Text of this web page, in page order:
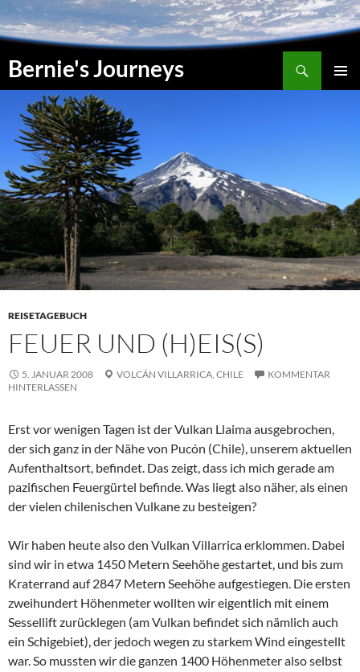
Zum
Inhalt
springen
Bernie's Journeys
Suchen
REISETAGEBUCH
FEUER UND (H)EIS(S)
5. JANUAR 2008 VOLCÁN VILLARRICA, CHILE
KOMMENTAR
HINTERLASSEN
Erst vor wenigen Tagen ist der Vulkan Llaimaausgebrochen,
der sich ganz in der Nähe von Pucón (Chile), unserem aktuellen
Aufenthaltsort, befindet. Das zeigt, dass ich mich gerade am
pazifischen Feuergürtel befinde. Was liegt also näher, als einen
der vielen chilenischen Vulkane zu besteigen?
Wir haben heute also den Vulkan Villarricaerklommen. Dabei
sind wir in etwa 1450 Metern Seehöhe gestartet, und bis zum
Kraterrand auf 2847 Metern Seehöhe aufgestiegen. Die ersten
zweihundert Höhenmeter wollten wir eigentlich mit einem
Sessellift zurücklegen (am Vulkan befindet sich nämlich auch
ein Schigebiet), der jedoch wegen zu starkem Wind eingestellt
war. So mussten wir die ganzen 1400 Höhenmeter also selbst